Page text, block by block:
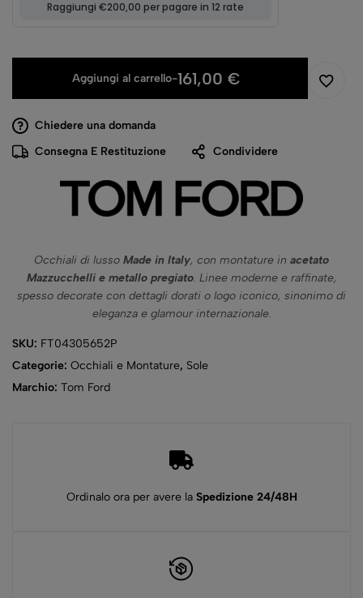
Aggiungi al carrello-161,00 €
Chiedere una domanda
Consegna E Restituzione
Condividere
Occhiali di lusso Made in Italy, con montature in acetato
Mazzucchelli e metallo pregiato. Linee moderne e raffinate,
spesso decorate con dettagli dorati o logo iconico, sinonimo di
eleganza e glamour internazionale.
SKU: FT04305652P
Categorie: Occhiali e Montature, Sole
Marchio: Tom Ford
Ordinalo ora per avere la Spedizione 24/48H